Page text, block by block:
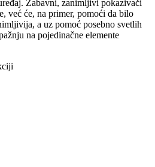
Zabavni, zanimljivi pokazivači
već će, na primer, pomoći da bilo
a uz pomoć posebno svetlih
na pojedinačne elemente